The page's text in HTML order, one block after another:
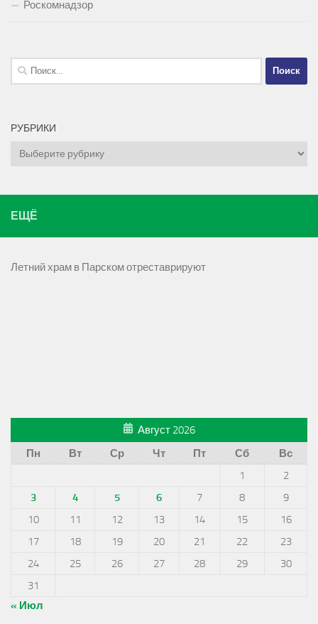
Роскомнадзор
Найти:
РУБРИКИ
Рубрики
ЕЩЁ
Летний храм в Парском отреставрируют
Август 2026
Пн
Вт Ср Чт Пт Сб
Вс
1
2
3
4 5 6 7 8
9
10
11 12 13 14 15
16
17
18 19 20 21 22
23
24
25 26 27 28 29
30
31
« Июл